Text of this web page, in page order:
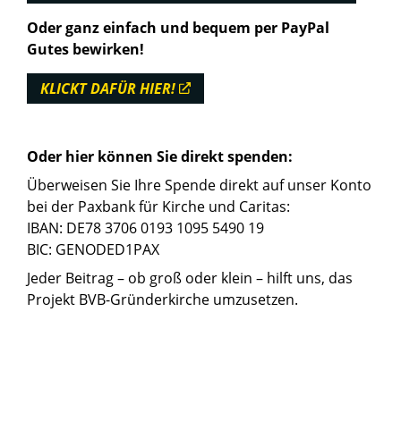
Oder ganz einfach und bequem per PayPal
Gutes bewirken!
KLICKT DAFÜR HIER!
Oder hier können Sie direkt spenden:
Überweisen Sie Ihre Spende direkt auf unser Konto
bei der Paxbank für Kirche und Caritas:
IBAN: DE78 3706 0193 1095 5490 19
BIC: GENODED1PAX
Jeder Beitrag – ob groß oder klein – hilft uns, das
Projekt BVB-Gründerkirche umzusetzen.